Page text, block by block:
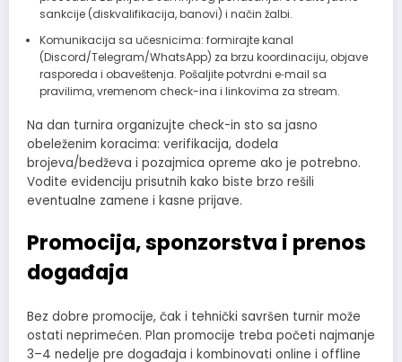
sankcije (diskvalifikacija, banovi) i način žalbi.
Komunikacija sa učesnicima: formirajte kanal
(Discord/Telegram/WhatsApp) za brzu koordinaciju, objave
rasporeda i obaveštenja. Pošaljite potvrdni e‑mail sa
pravilima, vremenom check-ina i linkovima za stream.
Na dan turnira organizujte check-in sto sa jasno
obeleženim koracima: verifikacija, dodela
brojeva/bedževa i pozajmica opreme ako je potrebno.
Vodite evidenciju prisutnih kako biste brzo rešili
eventualne zamene i kasne prijave.
Promocija, sponzorstva i prenos
događaja
Bez dobre promocije, čak i tehnički savršen turnir može
ostati neprimećen. Plan promocije treba početi najmanje
3–4 nedelje pre događaja i kombinovati online i offline